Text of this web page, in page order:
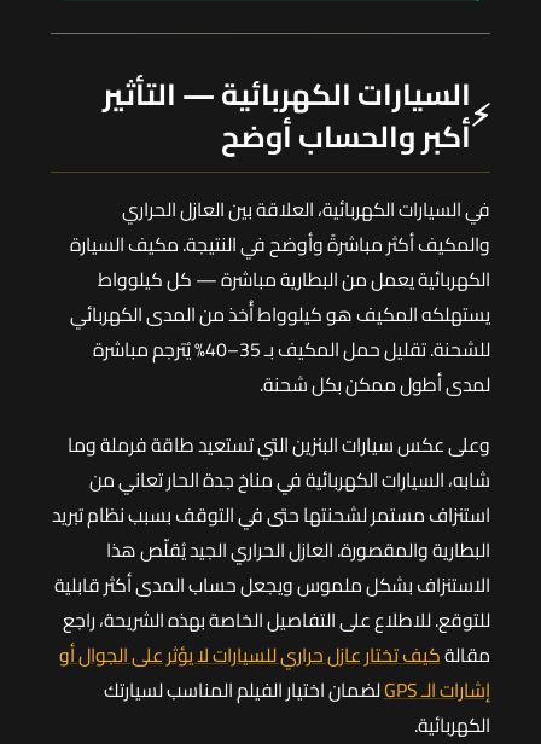
⚡السيارات الكهربائية — التأثير
أكبر والحساب أوضح
في السيارات الكهربائية، العلاقة بين العازل الحراري
والمكيف أكثر مباشرةً وأوضح في النتيجة. مكيف السيارة
الكهربائية يعمل من البطارية مباشرة — كل كيلوواط
يستهلكه المكيف هو كيلوواط أُخذ من المدى الكهربائي
للشحنة. تقليل حمل المكيف بـ 35–40% يُترجم مباشرة
لمدى أطول ممكن بكل شحنة.
وعلى عكس سيارات البنزين التي تستعيد طاقة فرملة وما
شابه، السيارات الكهربائية في مناخ جدة الحار تعاني من
استنزاف مستمر لشحنتها حتى في التوقف بسبب نظام تبريد
البطارية والمقصورة. العازل الحراري الجيد يُقلّص هذا
الاستنزاف بشكل ملموس ويجعل حساب المدى أكثر قابلية
للتوقع. للاطلاع على التفاصيل الخاصة بهذه الشريحة، راجع
مقالةكيف تختار عازل حراري للسيارات لا يؤثر على الجوال أو
إشارات الـ GPS
لضمان اختيار الفيلم المناسب لسيارتك
الكهربائية.